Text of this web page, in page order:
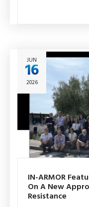
JUN
16
2026
IN-ARMOR
On A New
Resistance